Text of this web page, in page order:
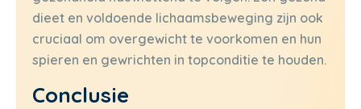
dieet en voldoende lichaamsbeweging zijn ook
cruciaal om overgewicht te voorkomen en hun
spieren en gewrichten in topconditie te houden.
Conclusie